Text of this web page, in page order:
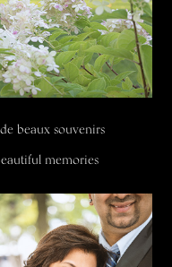
beaux souvenirs
memories